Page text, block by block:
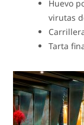
Huevo
virutas
Tarta